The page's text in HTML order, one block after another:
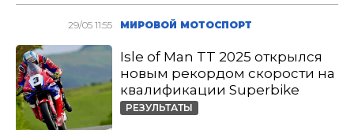
29/05 11:55 МИРОВОЙ МОТОСПОРТ
Isle of Man TT 2025 открылся
новым рекордом скорости на
квалификации Superbike
РЕЗУЛЬТАТЫ